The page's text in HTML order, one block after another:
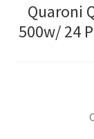
Quaroni
500w/ 24